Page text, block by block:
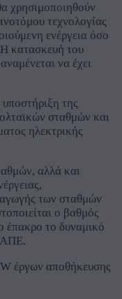
χρησιμοποιηθούν
τεχνολογίας
ενέργεια όσο
Η κατασκευή του
να έχει
της
σταθμών και
ηλεκτρικής
αλλά και
των σταθμών
ο βαθμός
έπακρο το δυναμικό
ΑΠΕ.
έργων αποθήκευσης